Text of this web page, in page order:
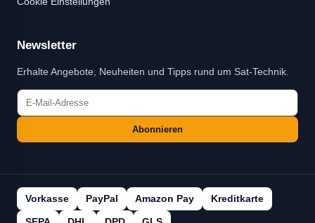
Newsletter
Erhalte Angebote, Neuheiten und Tipps rund um Sat-Technik.
Abonnieren
Vorkasse PayPal Amazon Pay Kreditkarte